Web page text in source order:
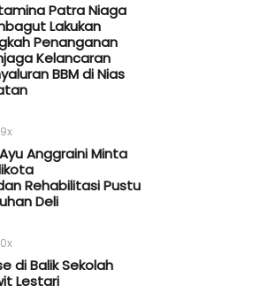
Patra Niaga
Lakukan
Penanganan
Kelancaran
BBM di Nias
Anggraini Minta
Rehabilitasi Pustu
Deli
di Balik Sekolah
Lestari